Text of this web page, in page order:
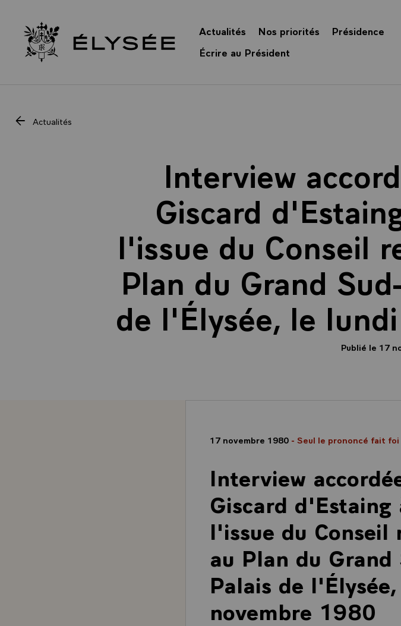
Retour à l’accueil Élysée
Actualités Nos priorités
Présidence
Écrire au Président
Actualités
Interview
Giscard
l'issue du Conseil
Plan du Grand
de l'Élysée, le
Publié le 17
17 novembre 1980 - Seul le prononcé fait foi
Interview
Giscard d'Estaing
l'issue du Conseil
au Plan du Grand
Palais de
novembre 1980